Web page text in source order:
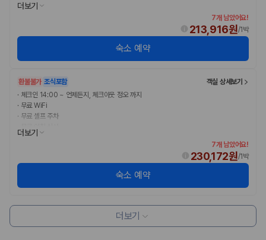
더보기
7개 남았어요!
213,916원/1박
숙소 예약
환불불가 조식포함
객실 상세보기
· 체크인 14:00 ~ 언제든지, 체크아웃 정오 까지
· 무료 WiFi
· 무료 셀프 주차
더보기
7개 남았어요!
230,172원/1박
숙소 예약
더보기